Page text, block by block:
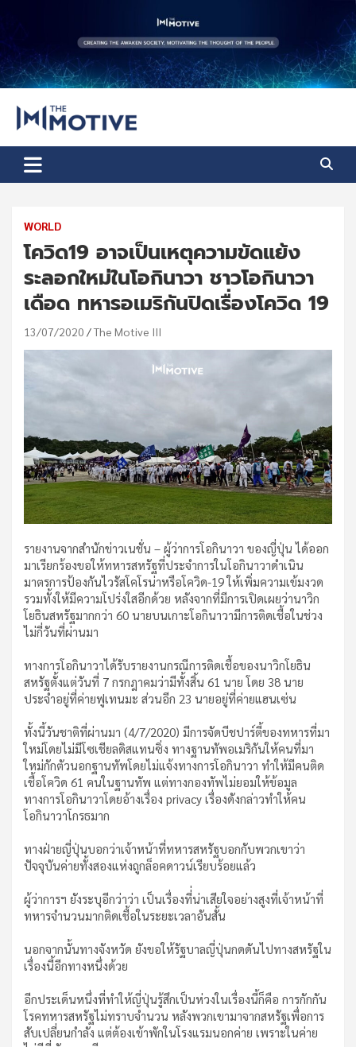
content
The Motive
WORLD
โควิด19 อาจเป็นเหตุความขัดแย้ง
ระลอกใหม่ในโอกินาวา ชาวโอกินาวา
เดือด ทหารอเมริกันปิดเรื่องโควิด 19
13/07/2020 The Motive III
รายงานจากสำนักข่าวเนชั่น – ผู้ว่าการโอกินาวา ของญี่ปุ่น ได้ออก
มาเรียกร้องขอให้ทหารสหรัฐที่ประจำการในโอกินาวาดำเนิน
มาตรการป้องกันไวรัสโคโรน่าหรือโควิด-19 ให้เพิ่มความเข้มงวด
รวมทั้งให้มีความโปร่งใสอีกด้วย หลังจากที่มีการเปิดเผยว่านาวิก
โยธินสหรัฐมากกว่า 60 นายบนเกาะโอกินาวามีการติดเชื้อในช่วง
ไม่กี่วันที่ผ่านมา
ทางการโอกินาวาได้รับรายงานกรณีการติดเชื้อของนาวิกโยธิน
สหรัฐตั้งแต่วันที่ 7 กรกฎาคมว่ามีทั้งสิ้น 61 นาย โดย 38 นาย
ประจำอยู่ที่ค่ายฟูเทนมะ ส่วนอีก 23 นายอยู่ที่ค่ายแฮนเซ่น
ทั้งนี้วันชาติที่ผ่านมา (4/7/2020) มีการจัดบีชปาร์ตี้ของทหารที่มา
ใหม่โดยไม่มีโซเชียลดิสแทนซิ่ง ทางฐานทัพอเมริกันให้คนที่มา
ใหม่กักตัวนอกฐานทัพโดยไม่แจ้งทางการโอกินาวา ทำให้มีคนติด
เชื้อโควิด 61 คนในฐานทัพ แต่ทางกองทัพไม่ยอมให้ข้อมูล
ทางการโอกินาวาโดยอ้างเรื่อง privacy เรื่องดังกล่าวทำให้คน
โอกินาวาโกรธมาก
ทางฝ่ายญี่ปุ่นบอกว่าเจ้าหน้าที่ทหารสหรัฐบอกกับพวกเขาว่า
ปัจจุบันค่ายทั้งสองแห่งถูกล็อคดาวน์เรียบร้อยแล้ว
ผู้ว่าการฯ ยังระบุอีกว่าว่า เป็นเรื่องที่่น่าเสียใจอย่างสูงที่เจ้าหน้าที่
ทหารจำนวนมากติดเชื้อในระยะเวลาอันสั้น
นอกจากนั้นทางจังหวัด ยังขอให้รัฐบาลญี่ปุ่นกดดันไปทางสหรัฐใน
เรื่องนี้อีกทางหนึ่งด้วย
อีกประเด็นหนึ่งที่ทำให้ญี่ปุ่นรู้สึกเป็นห่วงในเรื่องนี้ก็คือ การกักกัน
โรคทหารสหรัฐไม่ทราบจำนวน หลังพวกเขามาจากสหรัฐเพื่อการ
สับเปลี่ยนกำลัง แต่ต้องเข้าพักในโรงแรมนอกค่าย เพราะในค่าย